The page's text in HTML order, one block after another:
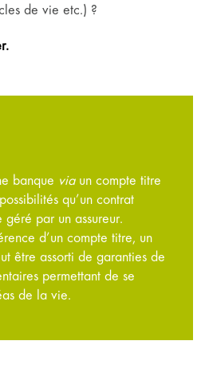
de vie etc.) ?
banque viaun compte titre
qu’un contrat
géré par un assureur.
d’un compte titre, un
être assorti de garanties de
permettant de se
de la vie.